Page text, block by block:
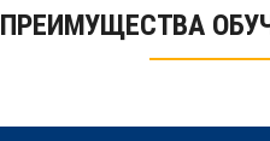
ПРЕИМУЩЕСТВА